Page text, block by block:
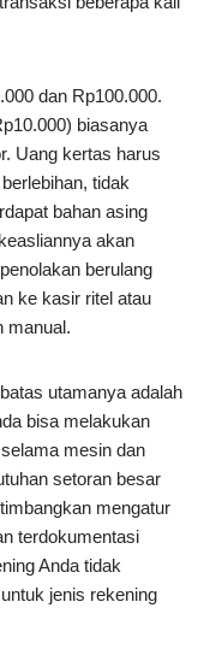
dan Rp100.000.
biasanya
Uang kertas harus
tidak
bahan asing
akan
berulang
ke kasir ritel atau
manual.
utamanya adalah
bisa melakukan
mesin dan
setoran besar
mengatur
terdokumentasi
Anda tidak
jenis rekening